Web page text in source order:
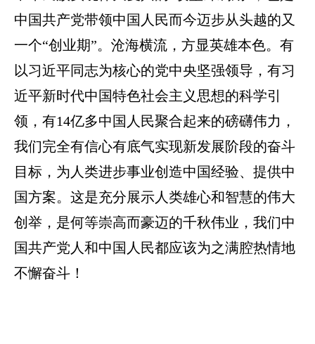
中国共产党带领中国人民而今迈步从头越的又
一个“创业期”。沧海横流，方显英雄本色。有
以习近平同志为核心的党中央坚强领导，有习
近平新时代中国特色社会主义思想的科学引
领，有14亿多中国人民聚合起来的磅礴伟力，
我们完全有信心有底气实现新发展阶段的奋斗
目标，为人类进步事业创造中国经验、提供中
国方案。这是充分展示人类雄心和智慧的伟大
创举，是何等崇高而豪迈的千秋伟业，我们中
国共产党人和中国人民都应该为之满腔热情地
不懈奋斗！